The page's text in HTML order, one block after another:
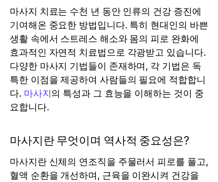
마사지 치료는 수천 년 동안 인류의 건강 증진에
기여해온 중요한 방법입니다. 특히 현대인의 바쁜
생활 속에서 스트레스 해소와 몸의 피로 완화에
효과적인 자연적 치료법으로 각광받고 있습니다.
다양한 마사지 기법들이 존재하며, 각 기법은 독
특한 이점을 제공하여 사람들의 필요에 적합합니
다. 마사지의 특성과 그 효능을 이해하는 것이 중
요합니다.
마사지란 무엇이며 역사적 중요성은?
마사지란 신체의 연조직을 주물러서 피로를 풀고,
혈액 순환을 개선하며, 근육을 이완시켜 건강을